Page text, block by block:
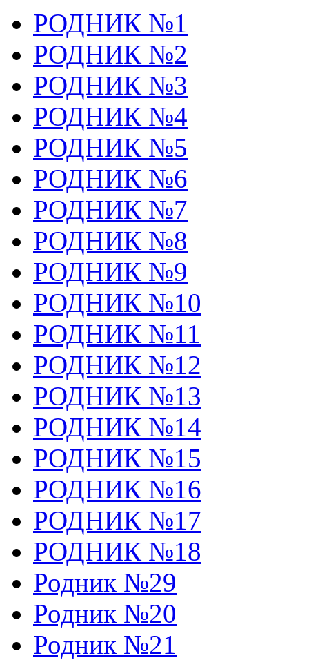
РОДНИК №1
РОДНИК №2
РОДНИК №3
РОДНИК №4
РОДНИК №5
РОДНИК №6
РОДНИК №7
РОДНИК №8
РОДНИК №9
РОДНИК №10
РОДНИК №11
РОДНИК №12
РОДНИК №13
РОДНИК №14
РОДНИК №15
РОДНИК №16
РОДНИК №17
РОДНИК №18
Родник №29
Родник №20
Родник №21